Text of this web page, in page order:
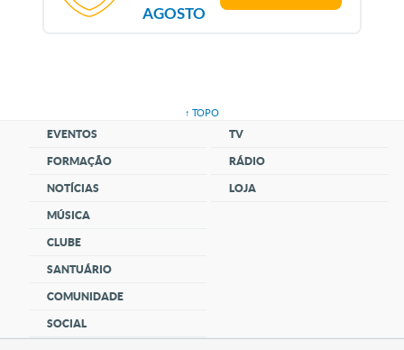
AGOSTO
↑ TOPO
EVENTOS
FORMAÇÃO
NOTÍCIAS
MÚSICA
CLUBE
SANTUÁRIO
COMUNIDADE
SOCIAL
TV
RÁDIO
LOJA